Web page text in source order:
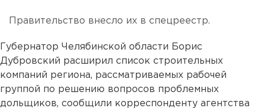
Правительство внесло их в спецреестр.
Губернатор Челябинской области Борис
Дубровский расширил список строительных
компаний региона, рассматриваемых рабочей
группой по решению вопросов проблемных
дольщиков, сообщили корреспонденту агентства